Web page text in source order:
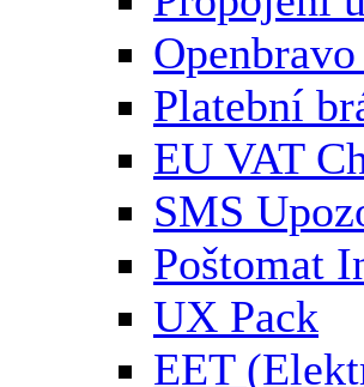
Platební
EU VAT
SMS
Poštomat
UX Pack
EET